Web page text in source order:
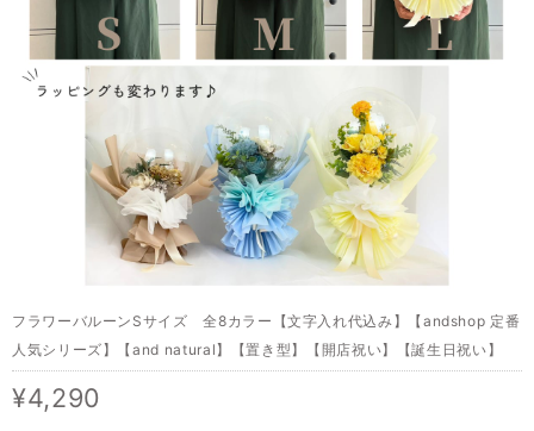
フラワーバルーンSサイズ 全8カラー【文字入れ代込み】【andshop 定番
人気シリーズ】【and natural】【置き型】【開店祝い】【誕生日祝い】
¥4,290